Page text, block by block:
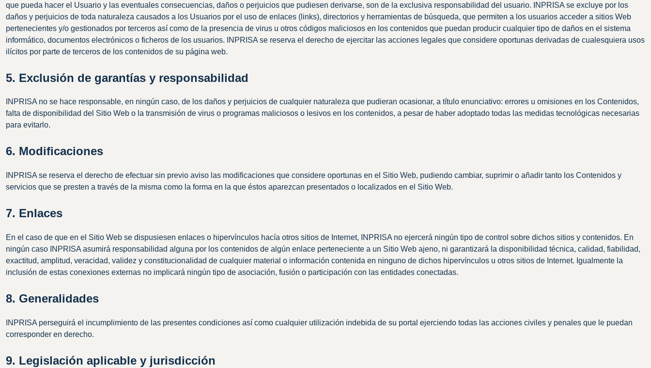
que pueda hacer el Usuario y las eventuales consecuencias, daños o perjuicios que pudiesen derivarse, son de la exclusiva responsabilidad del usuario. INPRISA se excluye por los
daños y perjuicios de toda naturaleza causados a los Usuarios por el uso de enlaces (links), directorios y herramientas de búsqueda, que permiten a los usuarios acceder a sitios Web
pertenecientes y/o gestionados por terceros así como de la presencia de virus u otros códigos maliciosos en los contenidos que puedan producir cualquier tipo de daños en el sistema
informático, documentos electrónicos o ficheros de los usuarios. INPRISA se reserva el derecho de ejercitar las acciones legales que considere oportunas derivadas de cualesquiera usos
ilícitos por parte de terceros de los contenidos de su página web.
5. Exclusión de garantías y responsabilidad
INPRISA no se hace responsable, en ningún caso, de los daños y perjuicios de cualquier naturaleza que pudieran ocasionar, a título enunciativo: errores u omisiones en los Contenidos,
falta de disponibilidad del Sitio Web o la transmisión de virus o programas maliciosos o lesivos en los contenidos, a pesar de haber adoptado todas las medidas tecnológicas necesarias
para evitarlo.
6. Modificaciones
INPRISA se reserva el derecho de efectuar sin previo aviso las modificaciones que considere oportunas en el Sitio Web, pudiendo cambiar, suprimir o añadir tanto los Contenidos y
servicios que se presten a través de la misma como la forma en la que éstos aparezcan presentados o localizados en el Sitio Web.
7. Enlaces
En el caso de que en el Sitio Web se dispusiesen enlaces o hipervínculos hacía otros sitios de Internet, INPRISA no ejercerá ningún tipo de control sobre dichos sitios y contenidos. En
ningún caso INPRISA asumirá responsabilidad alguna por los contenidos de algún enlace perteneciente a un Sitio Web ajeno, ni garantizará la disponibilidad técnica, calidad, fiabilidad,
exactitud, amplitud, veracidad, validez y constitucionalidad de cualquier material o información contenida en ninguno de dichos hipervínculos u otros sitios de Internet. Igualmente la
inclusión de estas conexiones externas no implicará ningún tipo de asociación, fusión o participación con las entidades conectadas.
8. Generalidades
INPRISA perseguirá el incumplimiento de las presentes condiciones así como cualquier utilización indebida de su portal ejerciendo todas las acciones civiles y penales que le puedan
corresponder en derecho.
9. Legislación aplicable y jurisdicción